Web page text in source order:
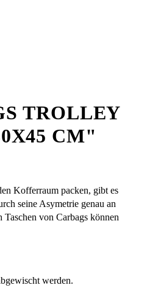
TROLLEY
CM"
Kofferraum packen, gibt es
seine Asymetrie genau an
von Carbags können
werden.